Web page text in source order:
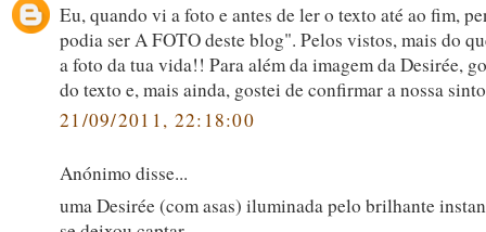
Eu, quando vi a foto e antes de ler o texto até ao fim,
podia ser A FOTO deste blog". Pelos vistos, mais do
a foto da tua vida!! Para além da imagem da Desirée,
do texto e, mais ainda, gostei de confirmar a nossa
21/09/2011, 22:18:00
Anónimo disse...
uma Desirée (com asas) iluminada pelo brilhante